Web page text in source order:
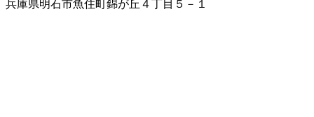
兵庫県明石市魚住町錦が丘４丁目５－１